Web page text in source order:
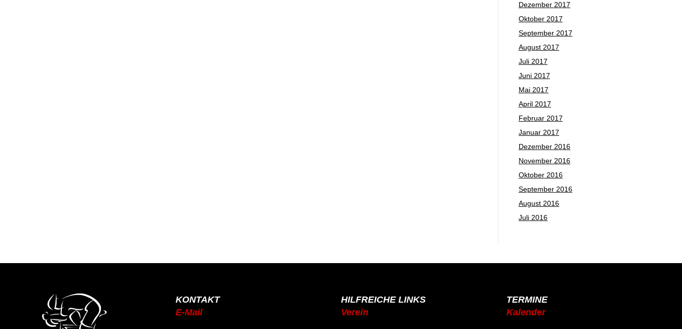
Dezember 2017
Oktober 2017
September 2017
August 2017
Juli 2017
Juni 2017
Mai 2017
April 2017
Februar 2017
Januar 2017
Dezember 2016
November 2016
Oktober 2016
September 2016
August 2016
Juli 2016
KONTAKT
E-Mail
HILFREICHE LINKS
Verein
TERMINE
Kalender